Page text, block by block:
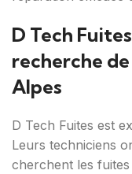
D Tech
recherche
Alpes
D Tech Fuites est
Leurs techniciens
cherchent les